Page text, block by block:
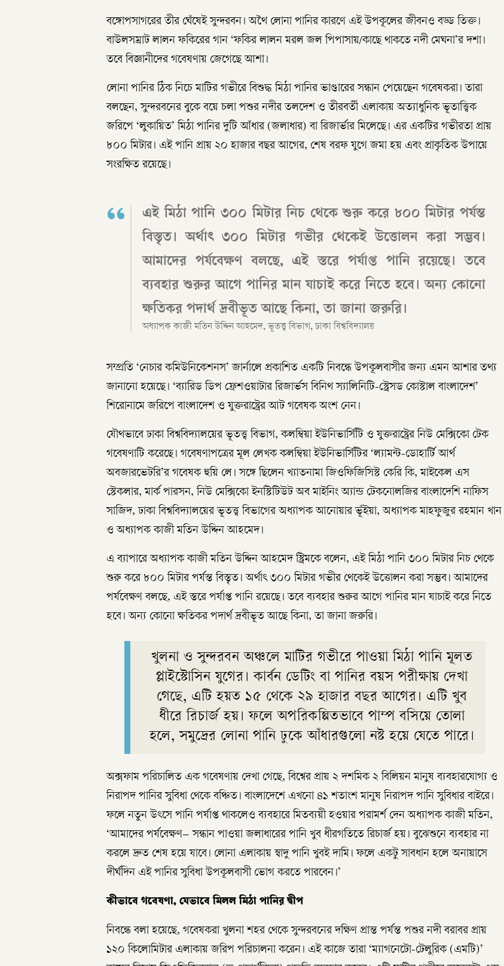
বঙ্গোপসাগরের তীর ঘেঁষেই সুন্দরবন। অথৈ লোনা পানির কারণে এই উপকূলের জীবনও বড্ড তিক্ত।
বাউলসম্রাট লালন ফকিরের গান ‘ফকির লালন মরল জল পিপাসায়/কাছে থাকতে নদী মেঘনা’র দশা।
তবে বিজ্ঞানীদের গবেষণায় জেগেছে আশা।
লোনা পানির ঠিক নিচে মাটির গভীরে বিশুদ্ধ মিঠা পানির ভাণ্ডারের সন্ধান পেয়েছেন গবেষকরা। তারা
বলছেন, সুন্দরবনের বুকে বয়ে চলা পশুর নদীর তলদেশ ও তীরবর্তী এলাকায় অত্যাধুনিক ভূতাত্ত্বিক
জরিপে ‘লুকায়িত’ মিঠা পানির দুটি আঁধার (জলাধার) বা রিজার্ভার মিলেছে। এর একটির গভীরতা প্রায়
৮০০ মিটার। এই পানি প্রায় ২০ হাজার বছর আগের, শেষ বরফ যুগে জমা হয় এবং প্রাকৃতিক উপায়ে
সংরক্ষিত রয়েছে।
এই মিঠা পানি ৩০০ মিটার নিচ থেকে শুরু করে ৮০০ মিটার পর্যন্ত
বিস্তৃত। অর্থাৎ ৩০০ মিটার গভীর থেকেই উত্তোলন করা সম্ভব।
আমাদের পর্যবেক্ষণ বলছে, এই স্তরে পর্যাপ্ত পানি রয়েছে। তবে
ব্যবহার শুরুর আগে পানির মান যাচাই করে নিতে হবে। অন্য কোনো
ক্ষতিকর পদার্থ দ্রবীভূত আছে কিনা, তা জানা জরুরি।
অধ্যাপক কাজী মতিন উদ্দিন আহমেদ, ভূতত্ত্ব বিভাগ, ঢাকা বিশ্ববিদ্যালয়
সম্প্রতি ‘নেচার কমিউনিকেশনস’ জার্নালে প্রকাশিত একটি নিবন্ধে উপকূলবাসীর জন্য এমন আশার তথ্য
জানানো হয়েছে। ‘ব্যারিড ডিপ ফ্রেশওয়াটার রিজার্ভস বিনিথ স্যালিনিটি-স্ট্রেসড কোস্টাল বাংলাদেশ’
শিরোনামে জরিপে বাংলাদেশ ও যুক্তরাষ্ট্রের আট গবেষক অংশ নেন।
যৌথভাবে ঢাকা বিশ্ববিদ্যালয়ের ভূতত্ত্ব বিভাগ, কলম্বিয়া ইউনিভার্সিটি ও যুক্তরাষ্ট্রের নিউ মেক্সিকো টেক
গবেষণাটি করেছে। গবেষণাপত্রের মূল লেখক কলম্বিয়া ইউনিভার্সিটির ‘ল্যামন্ট-ডোহার্টি আর্থ
অবজারভেটরি’র গবেষক হুয়ি লে। সঙ্গে ছিলেন খ্যাতনামা জিওফিজিসিস্ট কেরি কি, মাইকেল এস
স্টেকলার, মার্ক পারসন, নিউ মেক্সিকো ইনস্টিটিউট অব মাইনিং অ্যান্ড টেকনোলজির বাংলাদেশি নাফিস
সাজিদ, ঢাকা বিশ্ববিদ্যালয়ের ভূতত্ত্ব বিভাগের অধ্যাপক আনোয়ার ভূঁইয়া, অধ্যাপক মাহফুজুর রহমান খান
ও অধ্যাপক কাজী মতিন উদ্দিন আহমেদ।
এ ব্যাপারে অধ্যাপক কাজী মতিন উদ্দিন আহমেদ স্ট্রিমকে বলেন, এই মিঠা পানি ৩০০ মিটার নিচ থেকে
শুরু করে ৮০০ মিটার পর্যন্ত বিস্তৃত। অর্থাৎ ৩০০ মিটার গভীর থেকেই উত্তোলন করা সম্ভব। আমাদের
পর্যবেক্ষণ বলছে, এই স্তরে পর্যাপ্ত পানি রয়েছে। তবে ব্যবহার শুরুর আগে পানির মান যাচাই করে নিতে
হবে। অন্য কোনো ক্ষতিকর পদার্থ দ্রবীভূত আছে কিনা, তা জানা জরুরি।
খুলনা ও সুন্দরবন অঞ্চলে মাটির গভীরে পাওয়া মিঠা পানি মূলত
প্লাইস্টোসিন যুগের। কার্বন ডেটিং বা পানির বয়স পরীক্ষায় দেখা
গেছে, এটি হয়ত ১৫ থেকে ২৯ হাজার বছর আগের। এটি খুব
ধীরে রিচার্জ হয়। ফলে অপরিকল্পিতভাবে পাম্প বসিয়ে তোলা
হলে, সমুদ্রের লোনা পানি ঢুকে আঁধারগুলো নষ্ট হয়ে যেতে পারে।
অক্সফাম পরিচালিত এক গবেষণায় দেখা গেছে, বিশ্বের প্রায় ২ দশমিক ২ বিলিয়ন মানুষ ব্যবহারযোগ্য ও
নিরাপদ পানির সুবিধা থেকে বঞ্চিত। বাংলাদেশে এখনো ৪১ শতাংশ মানুষ নিরাপদ পানি সুবিধার বাইরে।
ফলে নতুন উৎসে পানি পর্যাপ্ত থাকলেও ব্যবহারে মিতব্যয়ী হওয়ার পরামর্শ দেন অধ্যাপক কাজী মতিন,
‘আমাদের পর্যবেক্ষণ– সন্ধান পাওয়া জলাধারের পানি খুব ধীরগতিতে রিচার্জ হয়। বুঝেশুনে ব্যবহার না
করলে দ্রুত শেষ হয়ে যাবে। লোনা এলাকায় স্বাদু পানি খুবই দামি। ফলে একটু সাবধান হলে অনায়াসে
দীর্ঘদিন এই পানির সুবিধা উপকূলবাসী ভোগ করতে পারবেন।’
কীভাবে গবেষণা, যেভাবে মিলল মিঠা পানির দ্বীপ
নিবন্ধে বলা হয়েছে, গবেষকরা খুলনা শহর থেকে সুন্দরবনের দক্ষিণ প্রান্ত পর্যন্ত পশুর নদী বরাবর প্রায়
১২০ কিলোমিটার এলাকায় জরিপ পরিচালনা করেন। এই কাজে তারা ‘ম্যাগনেটো-টেলুরিক (এমটি)’